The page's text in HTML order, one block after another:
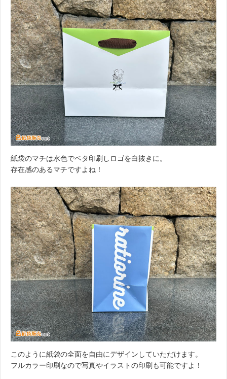
紙袋のマチは水色でベタ印刷しロゴを白抜きに。
存在感のあるマチですよね！
このように紙袋の全面を自由にデザインしていただけます。
フルカラー印刷なので写真やイラストの印刷も可能ですよ！